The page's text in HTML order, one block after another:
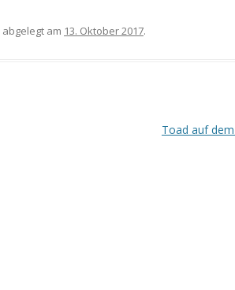
abgelegt am 13. Oktober 2017.
Toad auf